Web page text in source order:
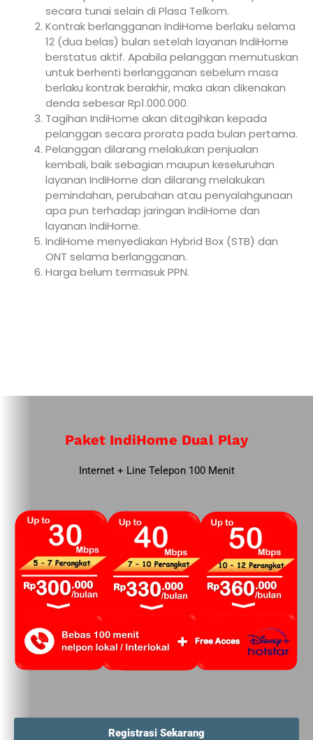
secara tunai selain di Plasa Telkom.
Kontrak berlangganan IndiHome berlaku selama
12 (dua belas) bulan setelah layanan IndiHome
berstatus aktif. Apabila pelanggan memutuskan
untuk berhenti berlangganan sebelum masa
berlaku kontrak berakhir, maka akan dikenakan
denda sebesar Rp1.000.000.
Tagihan IndiHome akan ditagihkan kepada
pelanggan secara prorata pada bulan pertama.
Pelanggan dilarang melakukan penjualan
kembali, baik sebagian maupun keseluruhan
layanan IndiHome dan dilarang melakukan
pemindahan, perubahan atau penyalahgunaan
apa pun terhadap jaringan IndiHome dan
layanan IndiHome.
IndiHome menyediakan Hybrid Box (STB) dan
ONT selama berlangganan.
Harga belum termasuk PPN.
Paket IndiHome Dual Play
Internet + Line Telepon 100 Menit
Registrasi Sekarang